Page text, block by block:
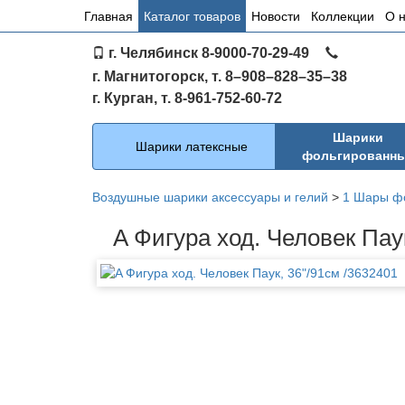
Основное
Главная Каталог товаров Новости Коллекции О
г. Челябинск 8-9000-70-29-49
г. Магнитогорск, т. 8–908–828–35–38
г. Курган, т. 8-961-752-60-72
Каталог
Шарики латексные
Шарики
Воздушные шарики аксессуары и гелий > 1 Шары
A Фигура ход. Человек